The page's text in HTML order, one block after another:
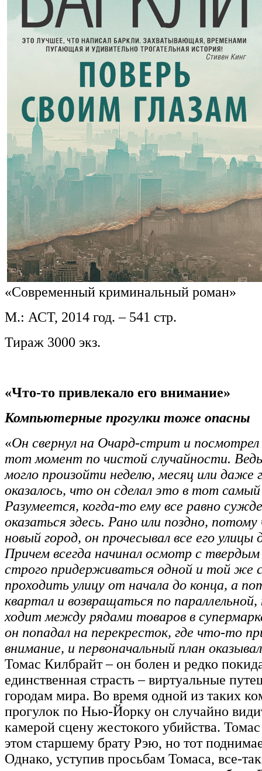
«Современный криминальный роман»
М.: АСТ, 2014 год. – 541 стр.
Тираж 3000 экз.
«Что-то привлекало его внимание»
Компьютерные прогулки тоже опасны
«Он свернул на Очард-стрит и посмотрел
тот момент по чистой случайности.
могло произойти неделю, месяц или даже
оказалось, что он сделал это в тот
Разумеется, когда-то ему все равно
оказаться здесь. Рано или поздно,
новый город, он прочесывал все его улицы
Причем всегда начинал осмотр с
строго придерживаться одной и той же
проходить улицу от начала до конца, а
квартал и возвращаться по параллельной,
ходит между рядами товаров в
он попадал на перекресток, где что-то
внимание, и первоначальный план
Томас Килбрайт – он болен и редко
единственная страсть – виртуальные
городам мира. Во время одной из таких
прогулок по Нью-Йорку он случайно
камерой сцену жестокого убийства.
этом старшему брату Рэю, но тот
Однако, уступив просьбам Томаса, все-